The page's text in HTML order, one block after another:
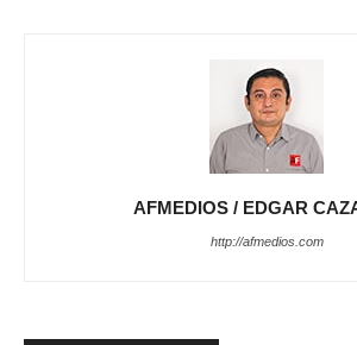
AFMEDIOS / EDGAR
http://afmedios.com